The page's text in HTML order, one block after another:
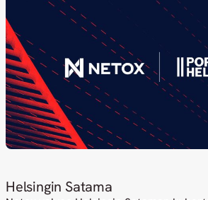
Helsingin Satama